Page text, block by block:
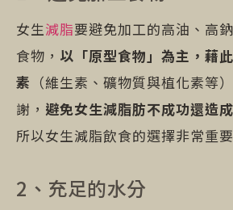
女生減脂要避免加工的高油、高
食物， 以「原型食物」為主，藉
素 （維生素、礦物質與植化素等
謝， 避免女生減脂肪不成功還造
所以女生減脂飲食的選擇非常重要
2、充足的水分